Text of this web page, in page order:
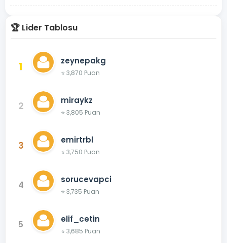
🏆 Lider Tablosu
1 zeynepakg
⭐ 3,870 Puan
2 miraykz
⭐ 3,805 Puan
3 emirtrbl
⭐ 3,750 Puan
4 sorucevapci
⭐ 3,735 Puan
5 elif_cetin
⭐ 3,685 Puan